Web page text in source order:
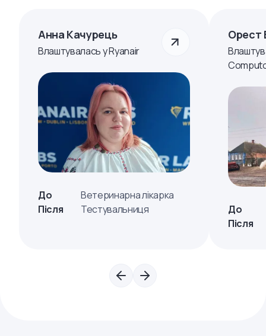
Анна Качурець
Влаштувалась у Ryanair
До
Ветеринарна лікарка
Після
Тестувальниця
Орест
До
Після